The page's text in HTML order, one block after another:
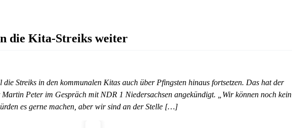
die Kita-Streiks weiter
Streiks in den kommunalen Kitas auch über Pfingsten hinaus fortsetzen. Das hat der
Peter im Gespräch mit NDR 1 Niedersachsen angekündigt. „Wir können noch kein
es gerne machen, aber wir sind an der Stelle […]